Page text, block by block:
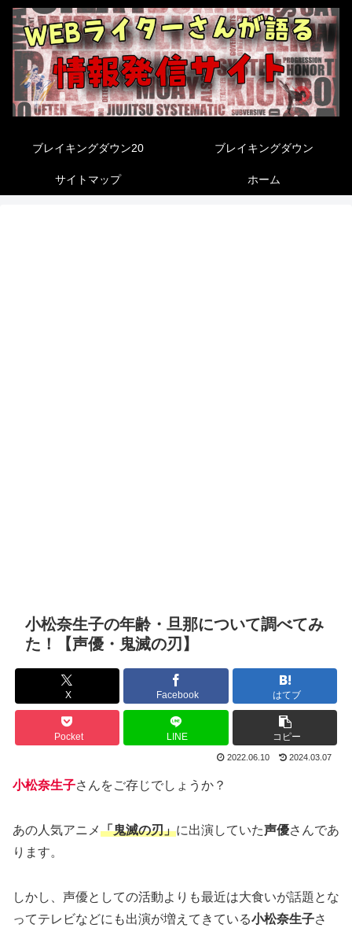
ブレイキングダウン20 ブレイキングダウン
サイトマップ ホーム
小松奈生子の年齢・旦那について調べてみ
た！【声優・鬼滅の刃】
X Facebook はてブ
Pocket LINE コピー
2022.06.10 2024.03.07
小松奈生子さんをご存じでしょうか？
あの人気アニメ「鬼滅の刃」に出演していた声優さんであ
ります。
しかし、声優としての活動よりも最近は大食いが話題とな
ってテレビなどにも出演が増えてきている小松奈生子さ